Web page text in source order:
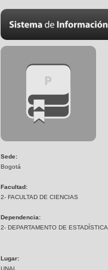
Sede:
Bogotá
Facultad:
2- FACULTAD DE CIENCIAS
Dependencia:
2- DEPARTAMENTO DE ESTADÍSTICA
Lugar:
UNAL